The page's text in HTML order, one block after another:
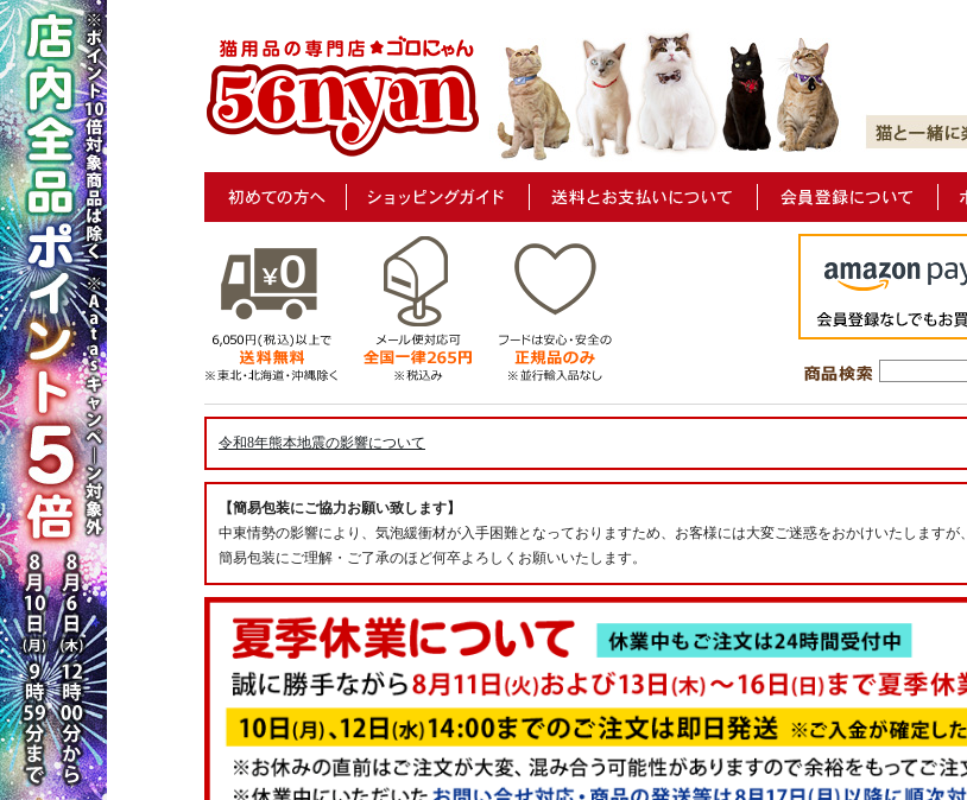
令和8年熊本地震の影響について
【簡易包装にご協力お願い致します】
中東情勢の影響により、気泡緩衝材が入手困難となっておりますため、お客様には大変ご迷惑をおかけいたしますが、
簡易包装にご理解・ご了承のほど何卒よろしくお願いいたします。